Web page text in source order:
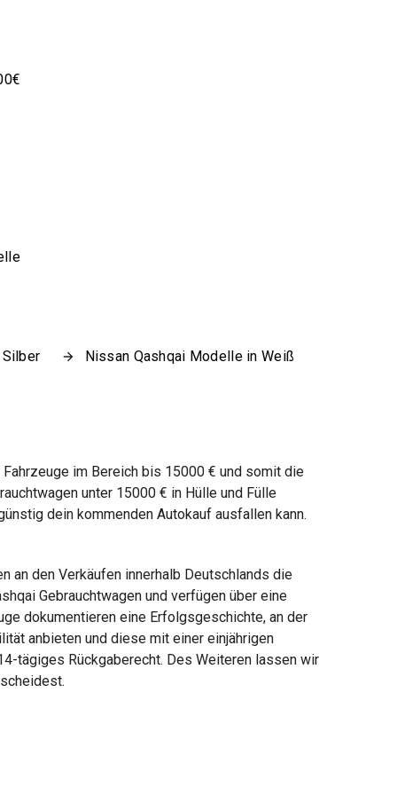
Nissan Qashqai Modelle in Weiß
im Bereich bis 15000 € und somit die
unter 15000 € in Hülle und Fülle
dein kommenden Autokauf ausfallen kann.
an den Verkäufen innerhalb Deutschlands die
Gebrauchtwagen und verfügen über eine
dokumentieren eine Erfolgsgeschichte, an der
anbieten und diese mit einer einjährigen
tägiges Rückgaberecht. Des Weiteren lassen wir